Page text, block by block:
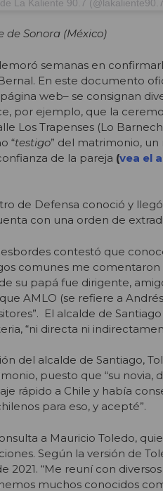
La Kaliente 90.7
de Sonora (México)
semanas en
En este documento
web– se consignan
por ejemplo, que la
Los Trapenses (Lo
“testigo” del matrimonio,
de la pareja (vea el
de Defensa conoció y
con una orden de
contestó que
comunes me comentaron
su papá fue dirigente,
AMLO (se refiere a
El alcalde de
“ni directa ni
del alcalde de Santiago,
puesto que “su novia,
rápido a Chile y había
para eso, y acepté”.
a Mauricio Toledo,
Según la versión de
2021. “Me reuní con
muchos conocidos